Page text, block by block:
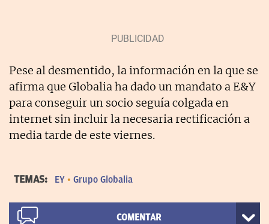
Pese al desmentido, la información en la que se
afirma que Globalia ha dado un mandato a E&Y
para conseguir un socio seguía colgada en
internet sin incluir la necesaria rectificación a
media tarde de este viernes.
TEMAS: EY Grupo Globalia
COMENTAR